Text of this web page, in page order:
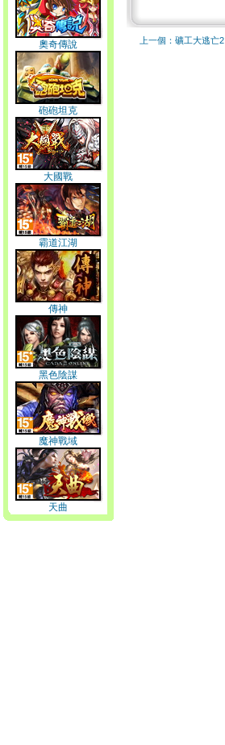
奧奇傳說
砲砲坦克
大國戰
霸道江湖
傳神
黑色陰謀
魔神戰域
天曲
上一個：礦工大逃亡2